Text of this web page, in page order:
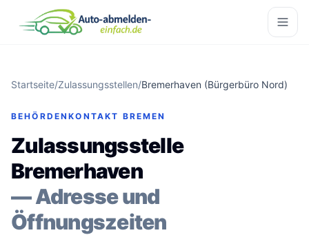
Startseite/Zulassungsstellen/Bremerhaven (Bürgerbüro Nord)
BEHÖRDENKONTAKT BREMEN
Zulassungsstelle
Bremerhaven
— Adresse und
Öffnungszeiten